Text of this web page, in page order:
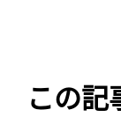
この記